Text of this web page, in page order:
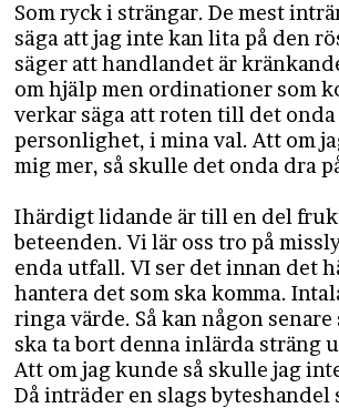
Som ryck i strängar. De mest
säga att jag inte kan lita på den
säger att handlandet är
om hjälp men ordinationer som
verkar säga att roten till det
personlighet, i mina val. Att om
mig mer, så skulle det onda dra
Ihärdigt lidande är till en del
beteenden. Vi lär oss tro på
enda utfall. VI ser det innan det
hantera det som ska komma.
ringa värde. Så kan någon senare
ska ta bort denna inlärda sträng
Att om jag kunde så skulle jag
Då inträder en slags byteshandel